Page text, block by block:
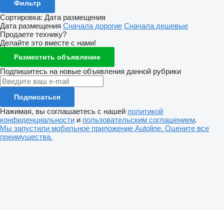
Фильтр
Сортировка: Дата размещения
Дата размещения Сначала дорогие Сначала дешевые
Продаете технику?
Делайте это вместе с нами!
Разместить объявление
Подпишитесь на новые объявления данной рубрики
Подписаться
Нажимая, вы соглашаетесь с нашей политикой
конфиденциальности и пользовательским соглашением.
Мы запустили мобильное приложение Autoline. Оцените все
преимущества.